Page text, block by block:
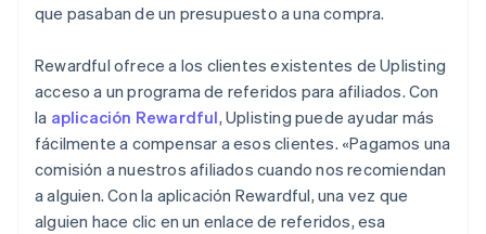
que pasaban de un presupuesto a una compra.
Rewardful ofrece a los clientes existentes de Uplisting
acceso a un programa de referidos para afiliados. Con
la aplicación Rewardful, Uplisting puede ayudar más
fácilmente a compensar a esos clientes. «Pagamos una
comisión a nuestros afiliados cuando nos recomiendan
a alguien. Con la aplicación Rewardful, una vez que
alguien hace clic en un enlace de referidos, esa